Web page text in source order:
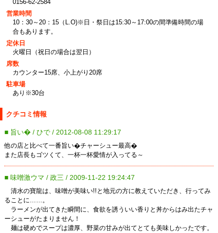
0156-62-2584
営業時間
10：30～20：15（L.O)※日・祭日は15:30～17:00の間準備時間の場
合もあります。
定休日
火曜日（祝日の場合は翌日）
席数
カウンター15席、小上がり20席
駐車場
あり※30台
クチコミ情報
■ 旨い� / ひで / 2012-08-08 11:29:17
他の店と比べて一番旨い�チャーシュー最高�
また店長もゴツくて、一杯一杯愛情が入ってる～
■ 味噌激ウマ / 政三 / 2009-11-22 19:24:47
清水の寶龍は、味噌が美味い!!と地元の方に教えていただき、行ってみ
ることに……。
ラーメンが出てきた瞬間に、食欲を誘ういい香りと丼からはみ出たチャ
ーシューがたまりません！
麺は硬めでスープは濃厚、野菜の甘みが出てとても美味しかったです。